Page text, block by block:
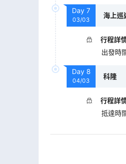
Day 7
03/03
海上巡
行程詳
出發時
Day 8
04/03
科隆
行程詳
抵達時